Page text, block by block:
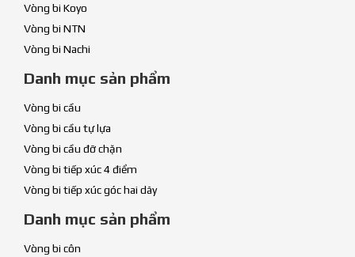
Vòng bi Koyo
Vòng bi NTN
Vòng bi Nachi
Danh mục sản phẩm
Vòng bi cầu
Vòng bi cầu tự lựa
Vòng bi cầu đỡ chặn
Vòng bi tiếp xúc 4 điểm
Vòng bi tiếp xúc góc hai dãy
Danh mục sản phẩm
Vòng bi côn